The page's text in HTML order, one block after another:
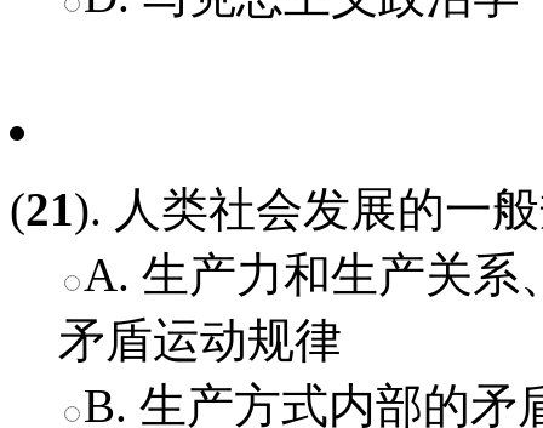
(21). 人类社会发展的一
A. 生产力和生产关系
矛盾运动规律
B. 生产方式内部的矛